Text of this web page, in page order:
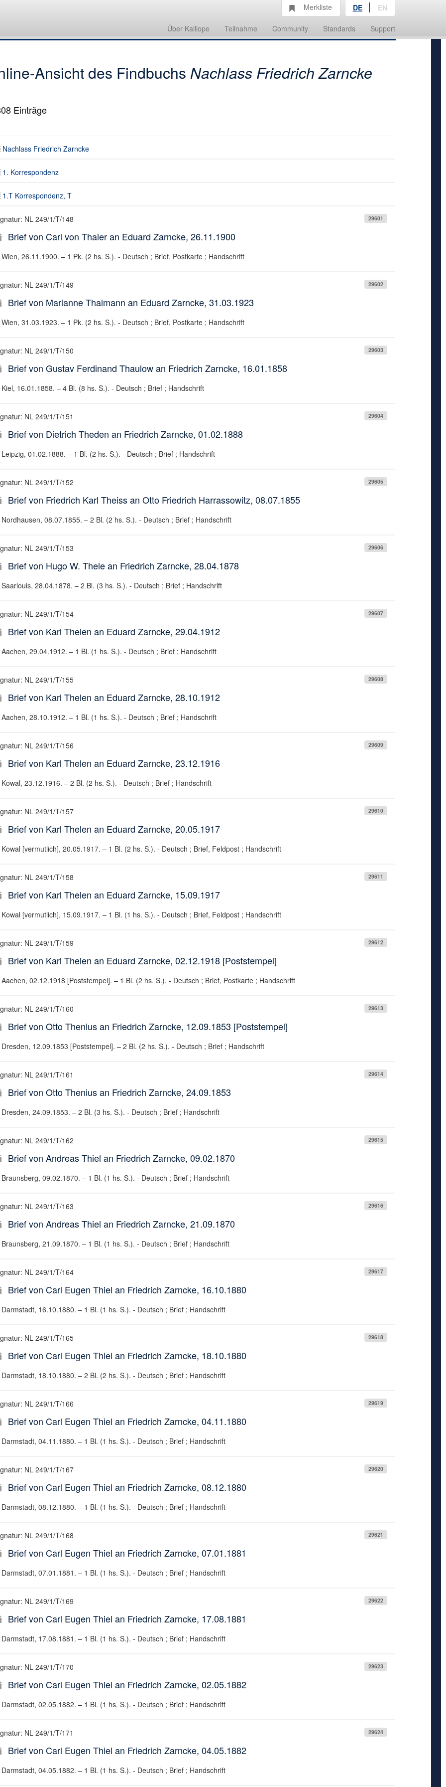
Über Kalliope Teilnahme Community Standards Support
Merkliste DE EN
Ansicht des Findbuchs Nachlass Friedrich Zarncke
Einträge
Nachlass Friedrich Zarncke
1. Korrespondenz
1.T Korrespondenz, T
29601
NL 249/1/T/148
Brief von Carl von Thaler an Eduard Zarncke, 26.11.1900
Wien, 26.11.1900. – 1 Pk. (2 hs. S.). - Deutsch ; Brief, Postkarte ; Handschrift
29602
NL 249/1/T/149
Brief von Marianne Thalmann an Eduard Zarncke, 31.03.1923
Wien, 31.03.1923. – 1 Pk. (2 hs. S.). - Deutsch ; Brief, Postkarte ; Handschrift
29603
NL 249/1/T/150
Brief von Gustav Ferdinand Thaulow an Friedrich Zarncke, 16.01.1858
Kiel, 16.01.1858. – 4 Bl. (8 hs. S.). - Deutsch ; Brief ; Handschrift
29604
NL 249/1/T/151
Brief von Dietrich Theden an Friedrich Zarncke, 01.02.1888
Leipzig, 01.02.1888. – 1 Bl. (2 hs. S.). - Deutsch ; Brief ; Handschrift
29605
NL 249/1/T/152
Brief von Friedrich Karl Theiss an Otto Friedrich Harrassowitz, 08.07.1855
Nordhausen, 08.07.1855. – 2 Bl. (2 hs. S.). - Deutsch ; Brief ; Handschrift
29606
NL 249/1/T/153
Brief von Hugo W. Thele an Friedrich Zarncke, 28.04.1878
Saarlouis, 28.04.1878. – 2 Bl. (3 hs. S.). - Deutsch ; Brief ; Handschrift
29607
NL 249/1/T/154
Brief von Karl Thelen an Eduard Zarncke, 29.04.1912
Aachen, 29.04.1912. – 1 Bl. (1 hs. S.). - Deutsch ; Brief ; Handschrift
29608
NL 249/1/T/155
Brief von Karl Thelen an Eduard Zarncke, 28.10.1912
Aachen, 28.10.1912. – 1 Bl. (1 hs. S.). - Deutsch ; Brief ; Handschrift
29609
NL 249/1/T/156
Brief von Karl Thelen an Eduard Zarncke, 23.12.1916
Kowal, 23.12.1916. – 2 Bl. (2 hs. S.). - Deutsch ; Brief ; Handschrift
29610
NL 249/1/T/157
Brief von Karl Thelen an Eduard Zarncke, 20.05.1917
Kowal [vermutlich], 20.05.1917. – 1 Bl. (2 hs. S.). - Deutsch ; Brief, Feldpost ; Handschrift
29611
NL 249/1/T/158
Brief von Karl Thelen an Eduard Zarncke, 15.09.1917
Kowal [vermutlich], 15.09.1917. – 1 Bl. (1 hs. S.). - Deutsch ; Brief, Feldpost ; Handschrift
29612
NL 249/1/T/159
Brief von Karl Thelen an Eduard Zarncke, 02.12.1918 [Poststempel]
Aachen, 02.12.1918 [Poststempel]. – 1 Bl. (2 hs. S.). - Deutsch ; Brief, Postkarte ; Handschrift
29613
NL 249/1/T/160
Brief von Otto Thenius an Friedrich Zarncke, 12.09.1853 [Poststempel]
Dresden, 12.09.1853 [Poststempel]. – 2 Bl. (2 hs. S.). - Deutsch ; Brief ; Handschrift
29614
NL 249/1/T/161
Brief von Otto Thenius an Friedrich Zarncke, 24.09.1853
Dresden, 24.09.1853. – 2 Bl. (3 hs. S.). - Deutsch ; Brief ; Handschrift
29615
NL 249/1/T/162
Brief von Andreas Thiel an Friedrich Zarncke, 09.02.1870
Braunsberg, 09.02.1870. – 1 Bl. (1 hs. S.). - Deutsch ; Brief ; Handschrift
29616
NL 249/1/T/163
Brief von Andreas Thiel an Friedrich Zarncke, 21.09.1870
Braunsberg, 21.09.1870. – 1 Bl. (1 hs. S.). - Deutsch ; Brief ; Handschrift
29617
NL 249/1/T/164
Brief von Carl Eugen Thiel an Friedrich Zarncke, 16.10.1880
Darmstadt, 16.10.1880. – 1 Bl. (1 hs. S.). - Deutsch ; Brief ; Handschrift
29618
NL 249/1/T/165
Brief von Carl Eugen Thiel an Friedrich Zarncke, 18.10.1880
Darmstadt, 18.10.1880. – 2 Bl. (2 hs. S.). - Deutsch ; Brief ; Handschrift
29619
NL 249/1/T/166
Brief von Carl Eugen Thiel an Friedrich Zarncke, 04.11.1880
Darmstadt, 04.11.1880. – 1 Bl. (1 hs. S.). - Deutsch ; Brief ; Handschrift
29620
NL 249/1/T/167
Brief von Carl Eugen Thiel an Friedrich Zarncke, 08.12.1880
Darmstadt, 08.12.1880. – 1 Bl. (1 hs. S.). - Deutsch ; Brief ; Handschrift
29621
NL 249/1/T/168
Brief von Carl Eugen Thiel an Friedrich Zarncke, 07.01.1881
Darmstadt, 07.01.1881. – 1 Bl. (1 hs. S.). - Deutsch ; Brief ; Handschrift
29622
NL 249/1/T/169
Brief von Carl Eugen Thiel an Friedrich Zarncke, 17.08.1881
Darmstadt, 17.08.1881. – 1 Bl. (1 hs. S.). - Deutsch ; Brief ; Handschrift
29623
NL 249/1/T/170
Brief von Carl Eugen Thiel an Friedrich Zarncke, 02.05.1882
Darmstadt, 02.05.1882. – 1 Bl. (1 hs. S.). - Deutsch ; Brief ; Handschrift
29624
NL 249/1/T/171
Brief von Carl Eugen Thiel an Friedrich Zarncke, 04.05.1882
Darmstadt, 04.05.1882. – 1 Bl. (1 hs. S.). - Deutsch ; Brief ; Handschrift